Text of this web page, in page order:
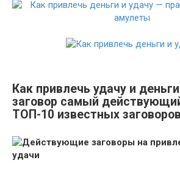
Как привлечь удачу и
заговор самый
ТОП-10 известных заговоров